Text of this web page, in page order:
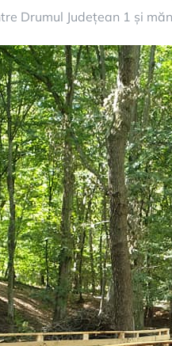
Drumul Județean 1 și